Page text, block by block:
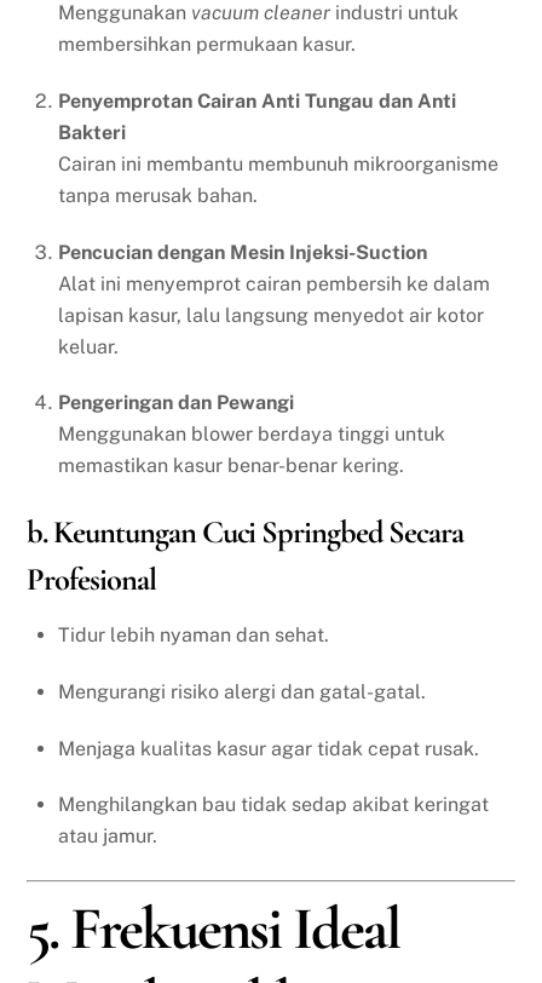
Menggunakan vacuum cleaner industri untuk
membersihkan permukaan kasur.
Penyemprotan Cairan Anti Tungau dan Anti
Bakteri
Cairan ini membantu membunuh mikroorganisme
tanpa merusak bahan.
Pencucian dengan Mesin Injeksi-Suction
Alat ini menyemprot cairan pembersih ke dalam
lapisan kasur, lalu langsung menyedot air kotor
keluar.
Pengeringan dan Pewangi
Menggunakan blower berdaya tinggi untuk
memastikan kasur benar-benar kering.
b. Keuntungan Cuci Springbed Secara
Profesional
Tidur lebih nyaman dan sehat.
Mengurangi risiko alergi dan gatal-gatal.
Menjaga kualitas kasur agar tidak cepat rusak.
Menghilangkan bau tidak sedap akibat keringat
atau jamur.
5. Frekuensi Ideal